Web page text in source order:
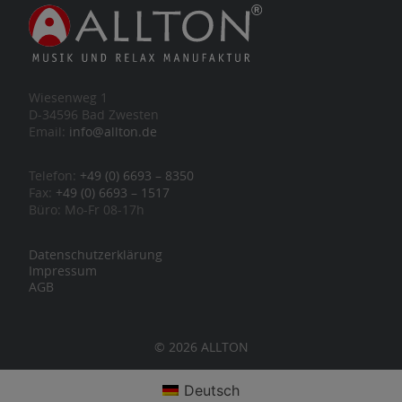
Wiesenweg 1
D-34596 Bad Zwesten
Email: info@allton.de
Telefon: +49 (0) 6693 – 8350
Fax: +49 (0) 6693 – 1517
Büro: Mo-Fr 08-17h
Datenschutzerklärung
Impressum
AGB
© 2026 ALLTON
Deutsch